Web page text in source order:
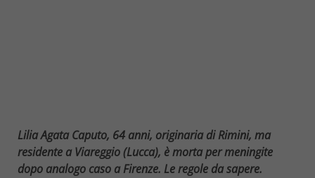
Lilia Agata Caputo, 64 anni, originaria di Rimini, ma
residente a Viareggio (Lucca), è morta per meningite
dopo analogo caso a Firenze. Le regole da sapere.